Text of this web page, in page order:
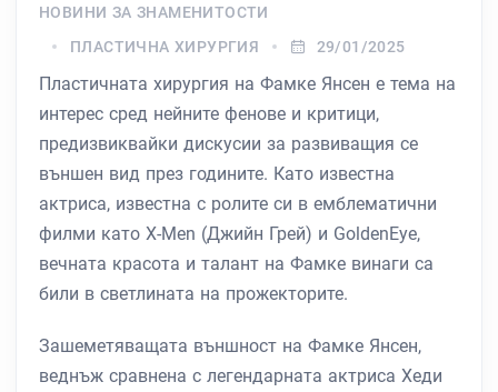
НОВИНИ ЗА ЗНАМЕНИТОСТИ
ПЛАСТИЧНА ХИРУРГИЯ
29/01/2025
Пластичната хирургия на Фамке Янсен е тема на
интерес сред нейните фенове и критици,
предизвиквайки дискусии за развиващия се
външен вид през годините. Като известна
актриса, известна с ролите си в емблематични
филми като X-Men (Джийн Грей) и GoldenEye,
вечната красота и талант на Фамке винаги са
били в светлината на прожекторите.
Зашеметяващата външност на Фамке Янсен,
веднъж сравнена с легендарната актриса Хеди